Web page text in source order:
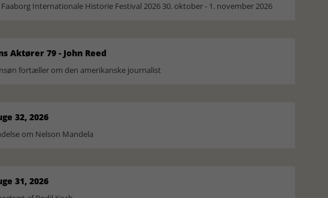
Faaborg Internationale Historie Festival 2026 30. oktober - 1. november 2026
Aktører 79 - John Reed
fortæller om den amerikanske journalist
32, 2026
om Nelson Mandela
31, 2026